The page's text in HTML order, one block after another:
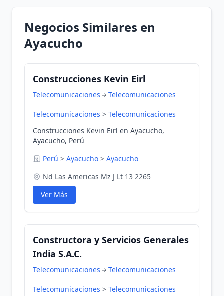
Negocios Similares en
Ayacucho
Construcciones Kevin Eirl
Telecomunicaciones Telecomunicaciones
Telecomunicaciones > Telecomunicaciones
Construcciones Kevin Eirl en Ayacucho,
Ayacucho, Perú
Perú > Ayacucho > Ayacucho
Nd Las Americas Mz J Lt 13 2265
Ver Más
Constructora y Servicios Generales
India S.A.C.
Telecomunicaciones Telecomunicaciones
Telecomunicaciones > Telecomunicaciones